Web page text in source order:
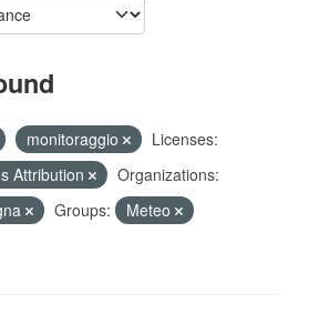
monitoraggio
Licenses:
Attribution
Organizations:
Groups:
Meteo